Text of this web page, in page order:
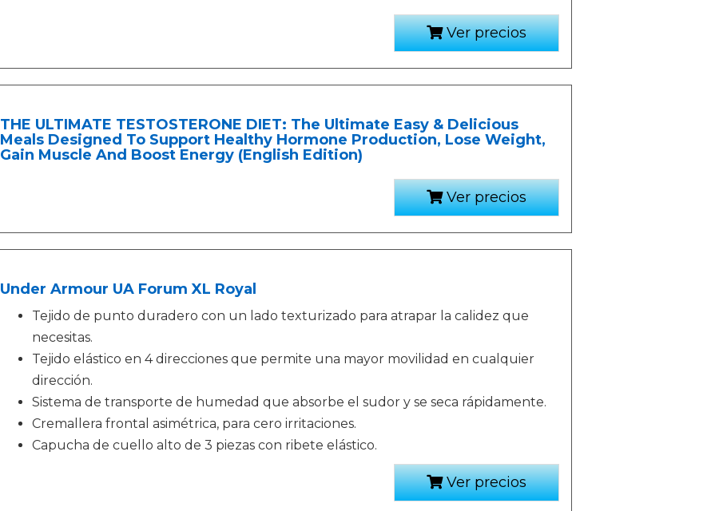
Ver precios
THE ULTIMATE TESTOSTERONE DIET: The Ultimate Easy & Delicious
Meals Designed To Support Healthy Hormone Production, Lose Weight,
Gain Muscle And Boost Energy (English Edition)
Ver precios
Under Armour UA Forum XL Royal
Tejido de punto duradero con un lado texturizado para atrapar la calidez que
necesitas.
Tejido elástico en 4 direcciones que permite una mayor movilidad en cualquier
dirección.
Sistema de transporte de humedad que absorbe el sudor y se seca rápidamente.
Cremallera frontal asimétrica, para cero irritaciones.
Capucha de cuello alto de 3 piezas con ribete elástico.
Ver precios